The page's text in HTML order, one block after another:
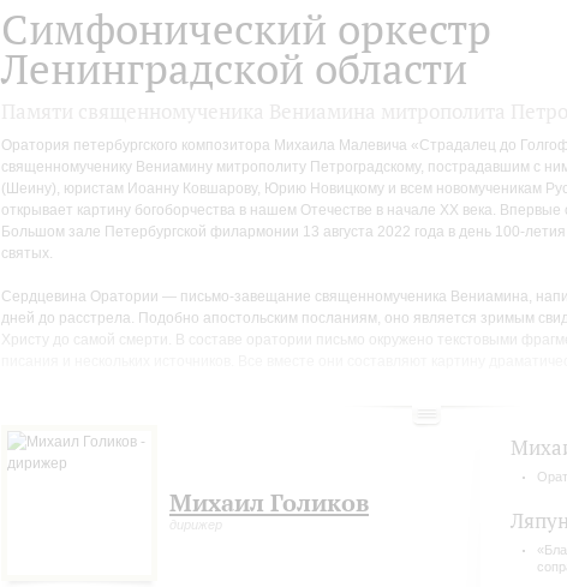
Симфонический оркестр
Ленинградской области
Оратория петербургского композитора Михаила Малевича «Страдалец до
священномученику Вениамину митрополиту Петроградскому, пострадавшим с
(Шеину), юристам Иоанну Ковшарову, Юрию Новицкому и всем новомученикам
открывает картину богоборчества в нашем Отечестве в начале ХХ века. Впервые
Большом зале Петербургской филармонии 13 августа 2022 года в день 100-
святых.
Сердцевина Оратории — письмо-завещание священномученика Вениамина,
дней до расстрела. Подобно апостольским посланиям, оно является зримым
Христу до самой смерти. В составе оратории письмо окружено текстовыми
13 августа Оратория прозвучит в третий раз. Предварять её будет премьера
кто помнит...» ( Ляпунов-Малевич). Включение хорового произведения Ляпунова
работал над ним во время того самого судебного процесса. Сергей Ляпунов был
вместе с Митрополитом Вениамином, как староста консерваторской церкви, и
благодаря своему мировому имени. В 2024 году — 100-летие его кончины.
В исполнении Оратории «Страдалец до Голгофы» в этом году принимают
Михаил Голиков
дирижер